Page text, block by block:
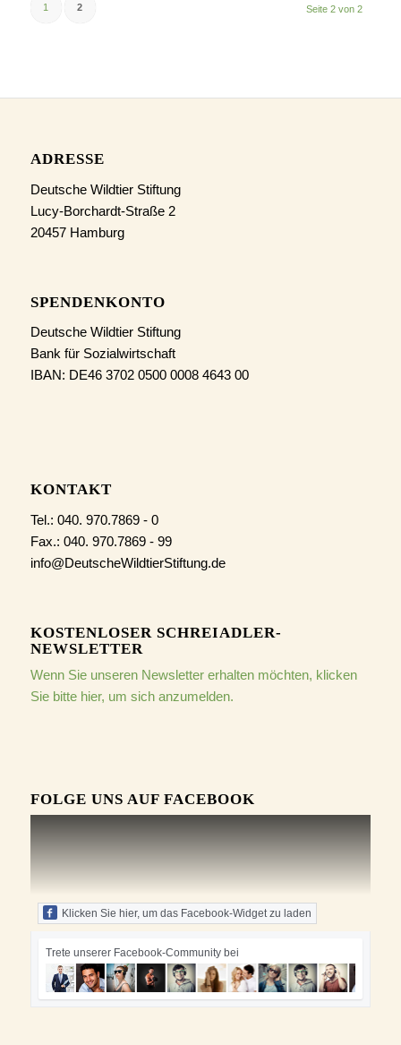
Seite 2 von 2
1 2
ADRESSE
Deutsche Wildtier Stiftung
Lucy-Borchardt-Straße 2
20457 Hamburg
SPENDENKONTO
Deutsche Wildtier Stiftung
Bank für Sozialwirtschaft
IBAN: DE46 3702 0500 0008 4643 00
KONTAKT
Tel.: 040. 970.7869 - 0
Fax.: 040. 970.7869 - 99
info@DeutscheWildtierStiftung.de
KOSTENLOSER SCHREIADLER-
NEWSLETTER
Wenn Sie unseren Newsletter erhalten möchten, klicken
Sie bitte hier, um sich anzumelden.
FOLGE UNS AUF FACEBOOK
Klicken Sie hier, um das Facebook-Widget zu laden
Trete unserer Facebook-Community bei